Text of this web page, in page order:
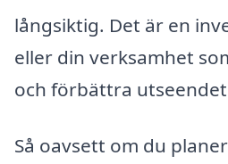
långsiktig. Det är en
eller din verksamhet
och förbättra
Så oavsett om du